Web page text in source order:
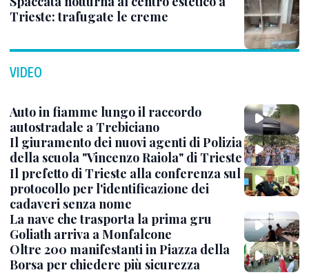
Trieste: trafugate le creme
VIDEO
Auto in fiamme lungo il raccordo
autostradale a Trebiciano
Il giuramento dei nuovi agenti di Polizia
della scuola "Vincenzo Raiola" di Trieste
Il prefetto di Trieste alla conferenza sul
protocollo per l'identificazione dei
cadaveri senza nome
La nave che trasporta la prima gru
Goliath arriva a Monfalcone
Oltre 200 manifestanti in Piazza della
Borsa per chiedere più sicurezza